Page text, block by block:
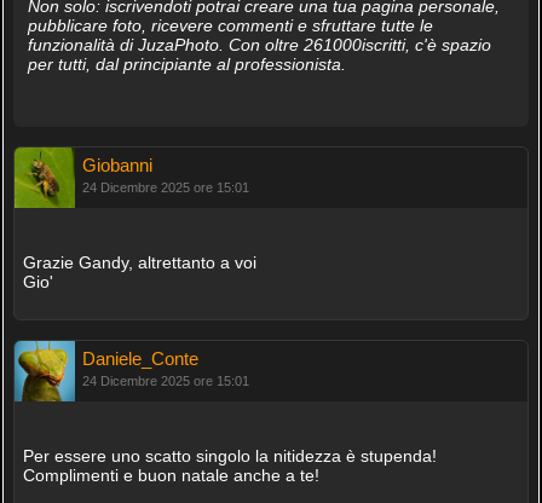
Non solo: iscrivendoti potrai creare una tua pagina personale,
pubblicare foto, ricevere commenti e sfruttare tutte le
funzionalità di JuzaPhoto. Con oltre 261000iscritti, c'è spazio
per tutti, dal principiante al professionista.
Giobanni
24 Dicembre 2025 ore 15:01
Grazie Gandy, altrettanto a voi
Gio'
Daniele_Conte
24 Dicembre 2025 ore 15:01
Per essere uno scatto singolo la nitidezza è stupenda!
Complimenti e buon natale anche a te!